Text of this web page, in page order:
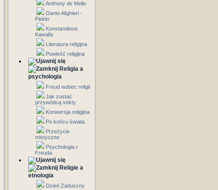
Anthony de Mello
Dante Alighieri -
Piekło
Konstandinos
Kawafis
Literatura religijna
Powieść religijna
Religia a
psychologia
Freud wobec religii
Jak zostać
przywódcą sekty
Konwersja religijna
Po końcu świata
Przeżycie
mistyczne
Psychologia r.
Freuda
Religie a
etnologia
Dzień Zaduszny